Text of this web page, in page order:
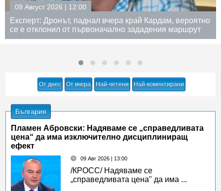
09 Август 2026 | 11:20
Цветлин Йовчев: Падналият дрон у нас е
От днес От вчера Най-четени Най-коментирани
България
Пламен Абровски: Надяваме се „справедливата
цена“ да има изключително дисциплиниращ
ефект
09 Авг 2026 | 13:00
/КРОСС/ Надяваме се
„справедливата цена" да има ...